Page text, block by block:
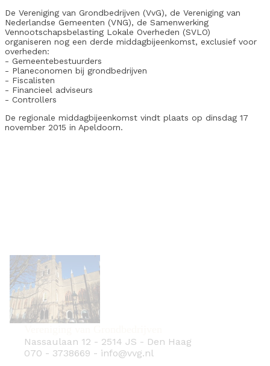
De Vereniging van Grondbedrijven (VvG), de Vereniging van
Nederlandse Gemeenten (VNG), de Samenwerking
Vennootschapsbelasting Lokale Overheden (SVLO)
organiseren nog een derde middagbijeenkomst, exclusief voor
overheden:
- Gemeentebestuurders
- Planeconomen bij grondbedrijven
- Fiscalisten
- Financieel adviseurs
- Controllers
De regionale middagbijeenkomst vindt plaats op dinsdag 17
november 2015 in Apeldoorn.
Nassaulaan 12 - 2514 JS - Den Haag
070 - 3738669 - info@vvg.nl